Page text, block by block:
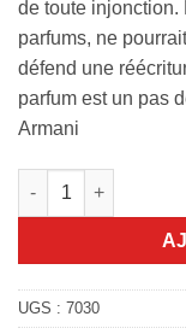
de toute injonction.
parfums, ne
défend une
parfum est un pas
Armani
quantité de Armani
UGS : 7030